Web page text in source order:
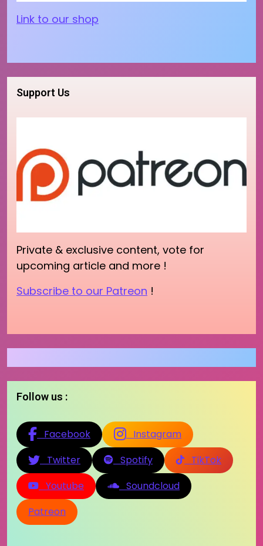
Link to our shop
Support Us
Private & exclusive content, vote for
upcoming article and more !
Subscribe to our Patreon !
Follow us :
Facebook
Instagram
Twitter
Spotify
TikTok
Youtube
Soundcloud
Patreon